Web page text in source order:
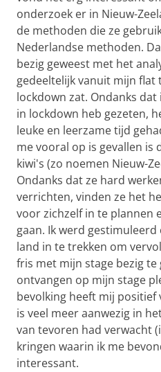
onderzoek er in Nieuw-
de methoden die ze
Nederlandse methoden.
bezig geweest met het
gedeeltelijk vanuit mijn flat
lockdown zat. Ondanks
in lockdown heb gezeten,
leuke en leerzame tijd
me vooral op is gevallen is
kiwi's (zo noemen Nieuw-
Ondanks dat ze hard
verrichten, vinden ze het
voor zichzelf in te plannen
gaan. Ik werd
land in te trekken om
fris met mijn stage bezig te
ontvangen op mijn stage
bevolking heeft mij
is veel meer aanwezig in
van tevoren had verwacht
kringen waarin ik me
interessant.